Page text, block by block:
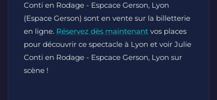
Conti en Rodage - Espcace Gerson, Lyon
(Espace Gerson) sont en vente sur la billetterie
en ligne. Réservez dès maintenant vos places
pour découvrir ce spectacle à Lyon et voir Julie
Conti en Rodage - Espcace Gerson, Lyon sur
scène !